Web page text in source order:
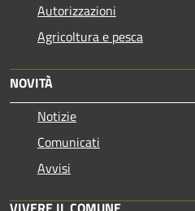
Autorizzazioni
Agricoltura e pesca
NOVITÀ
Notizie
Comunicati
Avvisi